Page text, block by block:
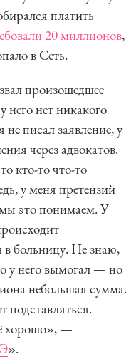
платить
20 миллионов,
в Сеть.
произошедшее
него нет никакого
писал заявление, у
через адвокатов.
кто-то что-то
у меня претензий
это понимаем. У
в больницу. Не знаю,
у него вымогал — но
небольшая сумма.
подставляться.
хорошо», —
».